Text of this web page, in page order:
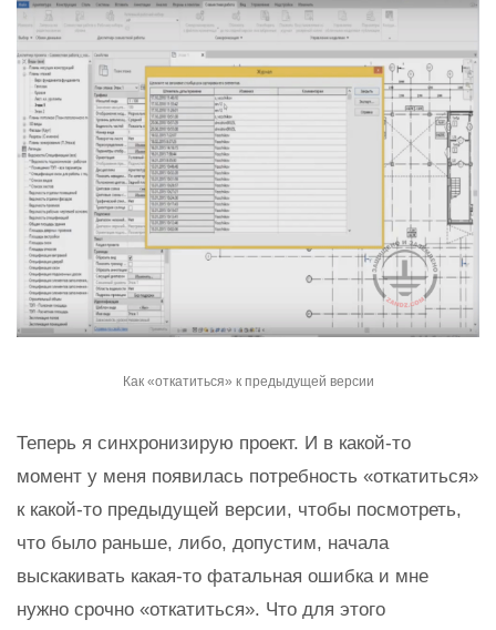
Как «откатиться» к предыдущей версии
Теперь я синхронизирую проект. И в какой-то
момент у меня появилась потребность «откатиться»
к какой-то предыдущей версии, чтобы посмотреть,
что было раньше, либо, допустим, начала
выскакивать какая-то фатальная ошибка и мне
нужно срочно «откатиться». Что для этого